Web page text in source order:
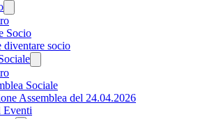
Socio
diventare socio
Sociale
Assemblea del 24.04.2026
Eventi